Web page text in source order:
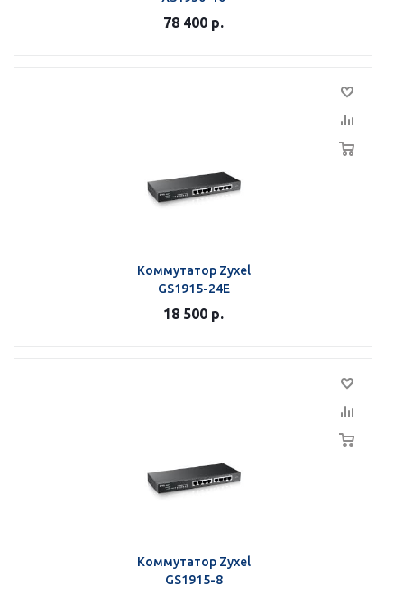
78 400 р.
Коммутатор Zyxel
GS1915-24E
18 500 р.
Коммутатор Zyxel
GS1915-8